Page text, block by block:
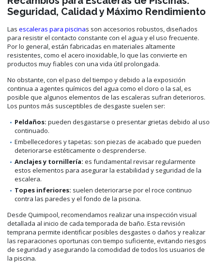
Seguridad, Calidad y Máximo Rendimiento
Las escaleras para piscinas son accesorios robustos, diseñados
para resistir el contacto constante con el agua y el uso frecuente.
Por lo general, están fabricadas en materiales altamente
resistentes, como el acero inoxidable, lo que las convierte en
productos muy fiables con una vida útil prolongada.
No obstante, con el paso del tiempo y debido a la exposición
continua a agentes químicos del agua como el cloro o la sal, es
posible que algunos elementos de las escaleras sufran deterioros.
Los puntos más susceptibles de desgaste suelen ser:
Peldaños: pueden desgastarse o presentar grietas debido al uso
continuado.
Embellecedores y tapetas: son piezas de acabado que pueden
deteriorarse estéticamente o desprenderse.
Anclajes y tornillería: es fundamental revisar regularmente
estos elementos para asegurar la estabilidad y seguridad de la
escalera.
Topes inferiores: suelen deteriorarse por el roce continuo
contra las paredes y el fondo de la piscina.
Desde Quimipool, recomendamos realizar una inspección visual
detallada al inicio de cada temporada de baño. Esta revisión
temprana permite identificar posibles desgastes o daños y realizar
las reparaciones oportunas con tiempo suficiente, evitando riesgos
de seguridad y asegurando la comodidad de todos los usuarios de
la piscina.